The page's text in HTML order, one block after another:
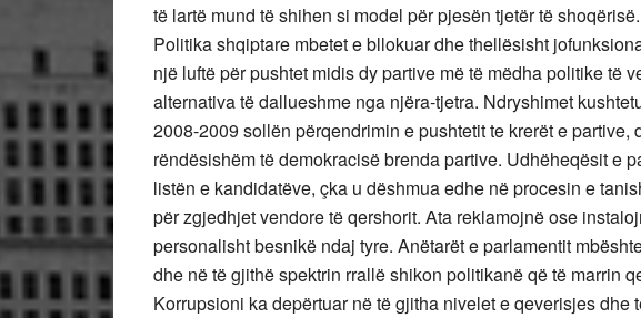
të lartë mund të shihen si model për pjesën tjetër të shoqërisë.
Politika shqiptare mbetet e bllokuar dhe thellësisht
një luftë për pushtet midis dy partive më të mëdha politike të
alternativa të dallueshme nga njëra-tjetra. Ndryshimet
2008-2009 sollën përqendrimin e pushtetit te krerët e partive,
rëndësishëm të demokracisë brenda partive. Udhëheqësit e
listën e kandidatëve, çka u dëshmua edhe në procesin e
për zgjedhjet vendore të qershorit. Ata reklamojnë ose
personalisht besnikë ndaj tyre. Anëtarët e parlamentit
dhe në të gjithë spektrin rrallë shikon politikanë që të marrin
Korrupsioni ka depërtuar në të gjitha nivelet e qeverisjes dhe